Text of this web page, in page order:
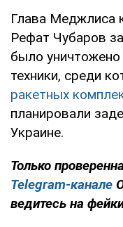
Глава Меджлиса
Рефат Чубаров
было уничтожено
техники, среди
ракетных
планировали
Украине.
Только
Telegram-канале
ведитесь на